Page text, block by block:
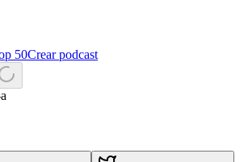
50Crear podcast